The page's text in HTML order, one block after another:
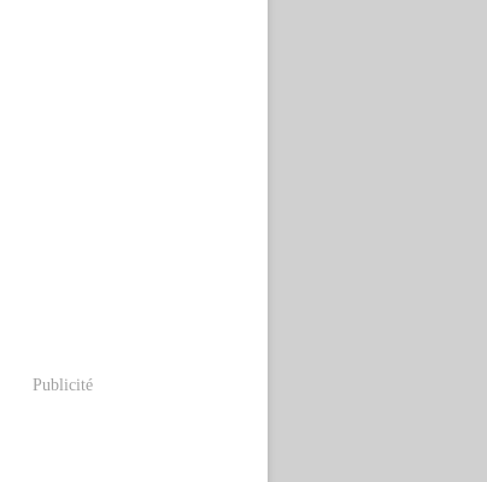
Publicité